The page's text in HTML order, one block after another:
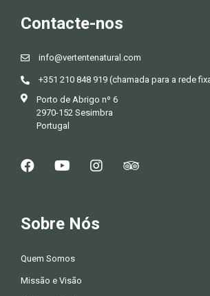
Contacte-nos
info@vertentenatural.com
+351 210 848 919 (chamada para a rede
Porto de Abrigo nº 6
2970-152 Sesimbra
Portugal
Sobre Nós
Quem Somos
Missão e Visão